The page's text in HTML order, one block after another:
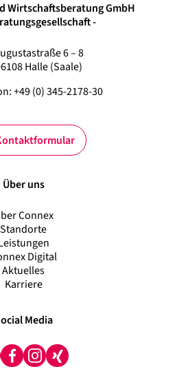
Wirtschaftsberatung GmbH
-
6 – 8
Halle (Saale)
+49 (0) 345-2178-30
Über uns
Connex
Standorte
Digital
Aktuelles
Karriere
Media
LinkedInFacebook
Instagram